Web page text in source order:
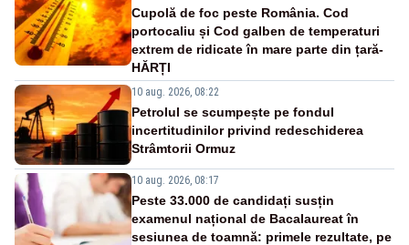
Cupolă de foc peste România. Cod
portocaliu și Cod galben de temperaturi
extrem de ridicate în mare parte din țară-
HĂRȚI
10 aug. 2026, 08:22
Petrolul se scumpește pe fondul
incertitudinilor privind redeschiderea
Strâmtorii Ormuz
10 aug. 2026, 08:17
Peste 33.000 de candidați susțin
examenul național de Bacalaureat în
sesiunea de toamnă: primele rezultate, pe